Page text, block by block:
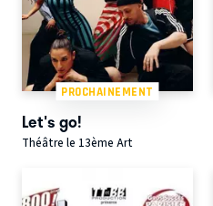
PROCHAINEMENT
Let's go!
Théâtre le 13ème Art